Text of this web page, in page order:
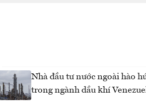
Nhà đầu tư nước ngoài hào
trong ngành dầu khí